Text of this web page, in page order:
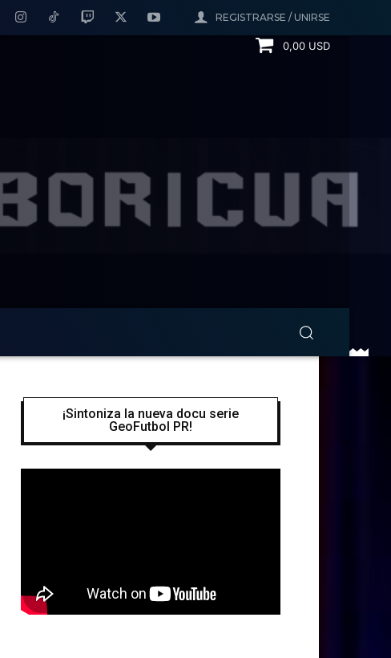
REGISTRARSE / UNIRSE
0,00 USD
¡Sintoniza la nueva docu serie
GeoFutbol PR!